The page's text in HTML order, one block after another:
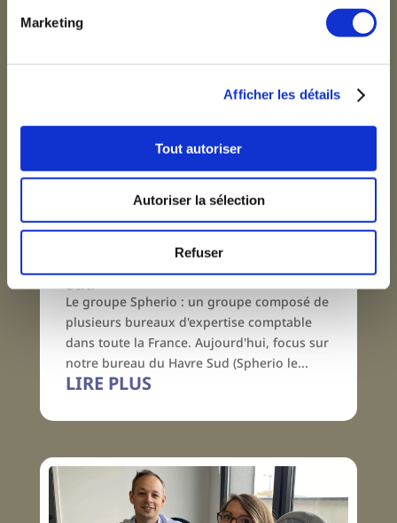
Marketing
Afficher les détails
Tout autoriser
Autoriser la sélection
Refuser
Le groupe Spherio : un groupe composé de
plusieurs bureaux d'expertise comptable
dans toute la France. Aujourd'hui, focus sur
notre bureau du Havre Sud (Spherio le...
LIRE PLUS